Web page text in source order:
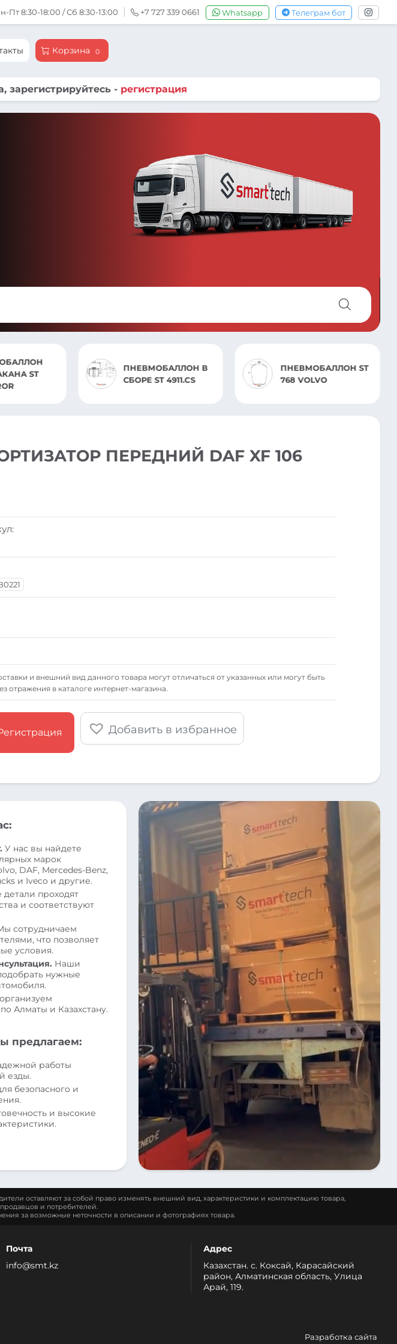
Пт 8:30-18:00 / Сб 8:30-13:00 +7 727 339 0661 Whatsapp Телеграм бот
Корзина 0
- регистрация
В
ST 4911.CS
ПНЕВМОБАЛЛОН ST
768 VOLVO
БЕЗ СТАКАНА 7803.S
VOLVO
ПЕРЕДНИЙ DAF XF 106
и внешний вид данного товара могут отличаться от указанных или могут быть
отражения в каталоге интернет-магазина.
Добавить в избранное
У нас вы найдете
марок
DAF, Mercedes-Benz,
и Iveco и другие.
детали проходят
и соответствуют
сотрудничаем
что позволяет
условия.
Наши
нужные
Алматы и Казахстану.
предлагаем:
работы
езды.
безопасного и
и высокие
оставляют за собой право изменять внешний вид, характеристики и комплектацию товара,
и потребителей.
за возможные неточности в описании и фотографиях товара.
Почта
info@smt.kz
Адрес
Казахстан. с. Коксай, Карасайский
район, Алматинская область, Улица
Арай, 119.
Разработка сайта